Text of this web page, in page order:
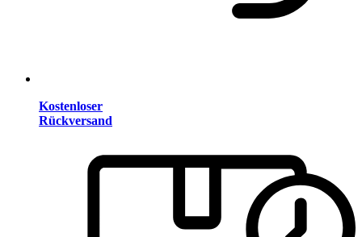
Kostenloser
Rückversand